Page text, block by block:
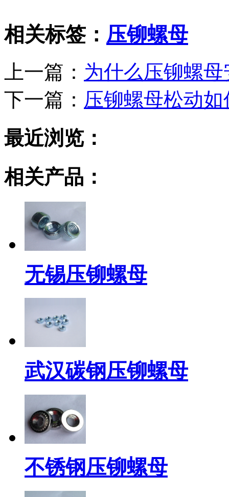
相关标签： 压铆螺母
上一篇： 为什么压铆螺
下一篇： 压铆螺母松动
最近浏览：
相关产品：
无锡压铆螺母
武汉碳钢压铆螺母
不锈钢压铆螺母